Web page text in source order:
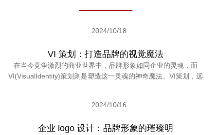
2024/10/18
VI 策划：打造品牌的视觉魔法
在当今竞争激烈的商业世界中，品牌形象如同企业的灵魂，而
VI(VisualIdentity)策划则是塑造这一灵魂的神奇魔法。VI策划，远
2024/10/16
企业 logo 设计：品牌形象的璀璨明